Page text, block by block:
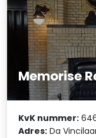
Memorise
KvK nummer:
Adres: Da